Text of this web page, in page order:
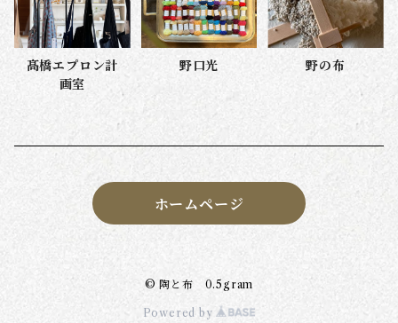
髙橋エプロン計
画室
野口光 野の布
ホームページ
© 陶と布 0.5gram
Powered by